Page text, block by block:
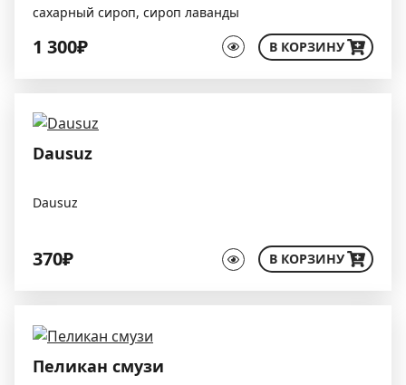
сахарный сироп, сироп лаванды
1 300₽ В КОРЗИНУ
Dausuz
Dausuz
370₽ В КОРЗИНУ
Пеликан смузи